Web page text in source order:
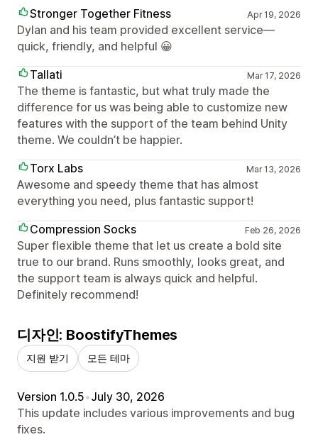
Stronger Together Fitness Apr 19, 2026
Dylan and his team provided excellent service—
quick, friendly, and helpful 😀
Tallati
Mar 17, 2026
The theme is fantastic, but what truly made the
difference for us was being able to customize new
features with the support of the team behind Unity
theme. We couldn’t be happier.
Torx Labs
Mar 13, 2026
Awesome and speedy theme that has almost
everything you need, plus fantastic support!
Compression Socks
Feb 26, 2026
Super flexible theme that let us create a bold site
true to our brand. Runs smoothly, looks great, and
the support team is always quick and helpful.
Definitely recommend!
디자인: BoostifyThemes
지원 받기 모든 테마
Version 1.0.5•July 30, 2026
This update includes various improvements and bug
fixes.